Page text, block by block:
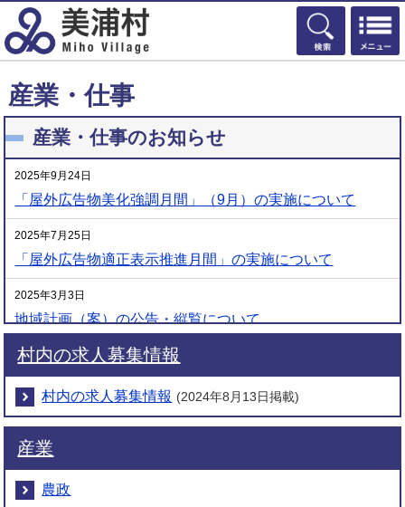
検索
産業・仕事
産業・仕事のお知らせ
2025年9月24日
「屋外広告物美化強調月間」（9月）の実施について
2025年7月25日
「屋外広告物適正表示推進月間」の実施について
2025年3月3日
地域計画（案）の公告・縦覧について
2025年1月30日
農地の賃借方法について
2024年12月6日
地域計画「協議の場」の結果を公表します
【特定外来生物】ナガエツルノゲイトウが美浦村で確認
村内の求人募集情報
村内の求人募集情報 (2024年8月13日掲載)
産業
農政